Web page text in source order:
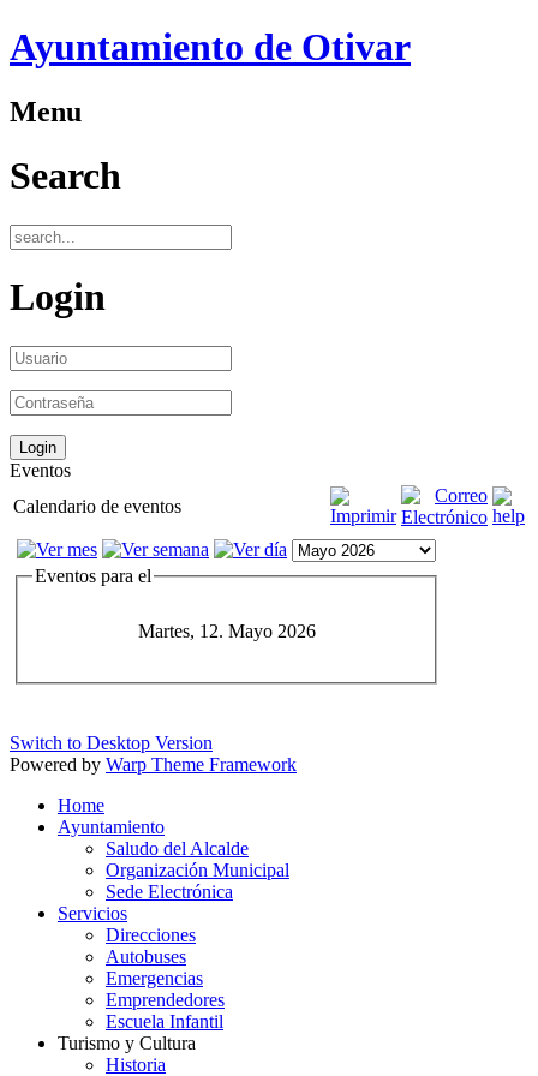
Ayuntamiento de Otivar
Menu
Search
Login
Eventos
Calendario de eventos
Eventos para el
Martes, 12. Mayo 2026
Switch to Desktop Version
Powered by Warp Theme Framework
Home
Ayuntamiento
Saludo del Alcalde
Organización Municipal
Sede Electrónica
Servicios
Direcciones
Autobuses
Emergencias
Emprendedores
Escuela Infantil
Turismo y Cultura
Historia